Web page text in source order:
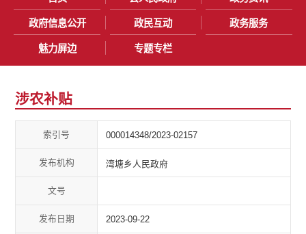
政府信息公开 政民互动 政务服务
魅力屏边 专题专栏
涉农补贴
索引号 000014348/2023-02157
发布机构 湾塘乡人民政府
文号
发布日期 2023-09-22